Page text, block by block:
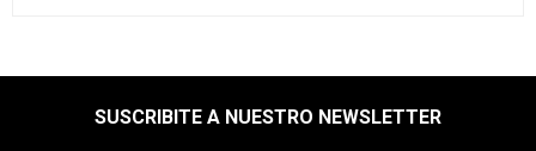
SUSCRIBITE A NUESTRO NEWSLETTER